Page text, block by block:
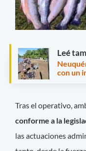
Leé
con un
Tras el operativo,
conforme a la
las actuaciones